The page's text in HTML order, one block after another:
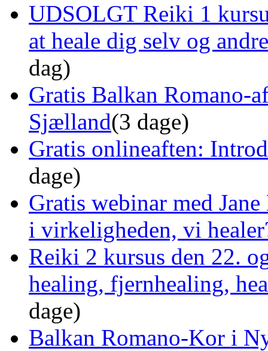
UDSOLGT Reiki 1
at heale dig selv og
dag)
Gratis Balkan Romano-
Sjælland(3 dage)
Gratis onlineaften:
dage)
Gratis webinar med
i virkeligheden, vi
Reiki 2 kursus den 22.
healing, fjernhealing,
dage)
Balkan Romano-Kor i